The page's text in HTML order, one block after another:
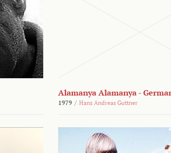
Alamanya Alamanya -
1979 / Hans Andreas Guttner